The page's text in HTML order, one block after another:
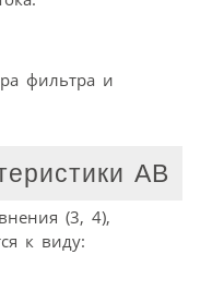
фильтра и
АВ
(3, 4),
к виду: